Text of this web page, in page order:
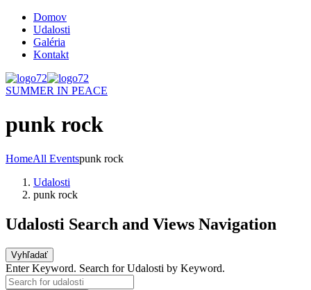
Domov
Udalosti
Galéria
Kontakt
SUMMER IN PEACE
punk rock
HomeAll Eventspunk rock
Udalosti
punk rock
Udalosti Search and Views Navigation
Vyhľadať
Enter Keyword. Search for Udalosti by Keyword.